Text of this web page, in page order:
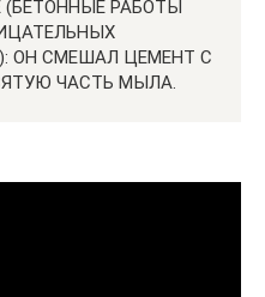
РАБОТЫ
ОН СМЕШАЛ ЦЕМЕНТ С
ЧАСТЬ МЫЛА.